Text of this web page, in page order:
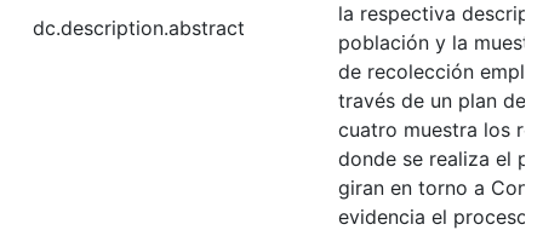
dc.description.abstract
la respectiva
población y la
de recolección
través de un plan de
cuatro muestra los
donde se realiza el
giran en torno a
evidencia el proceso